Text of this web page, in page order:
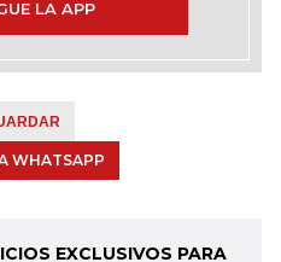
LA APP
WHATSAPP
EXCLUSIVOS PARA